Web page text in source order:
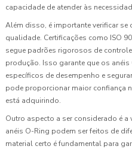
capacidade de atender às
Além disso, é importante verificar
qualidade. Certificações como ISO
segue padrões rigorosos de
produção. Isso garante que os
específicos de desempenho e
pode proporcionar maior confiança
está adquirindo.
Outro aspecto a ser considerado é
anéis O-Ring podem ser feitos de
material certo é fundamental para